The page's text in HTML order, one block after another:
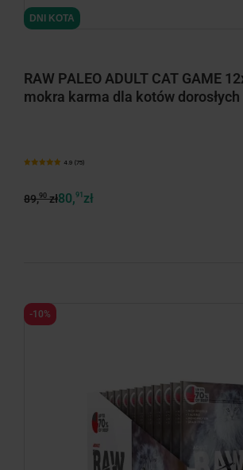
DNI KOTA
RAW PALEO ADULT CAT GAME
mokra karma dla kotów
4.9 (75)
89,90zł80,91 zł
-10%